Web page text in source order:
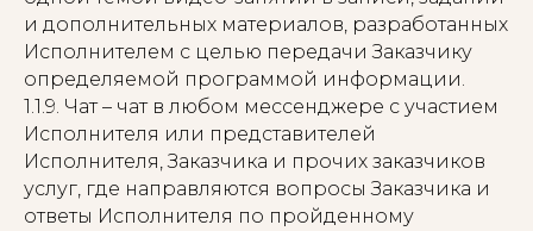
и дополнительных материалов, разработанных
Исполнителем с целью передачи Заказчику
определяемой программой информации.
1.1.9. Чат – чат в любом мессенджере с участием
Исполнителя или представителей
Исполнителя, Заказчика и прочих заказчиков
услуг, где направляются вопросы Заказчика и
ответы Исполнителя по пройденному